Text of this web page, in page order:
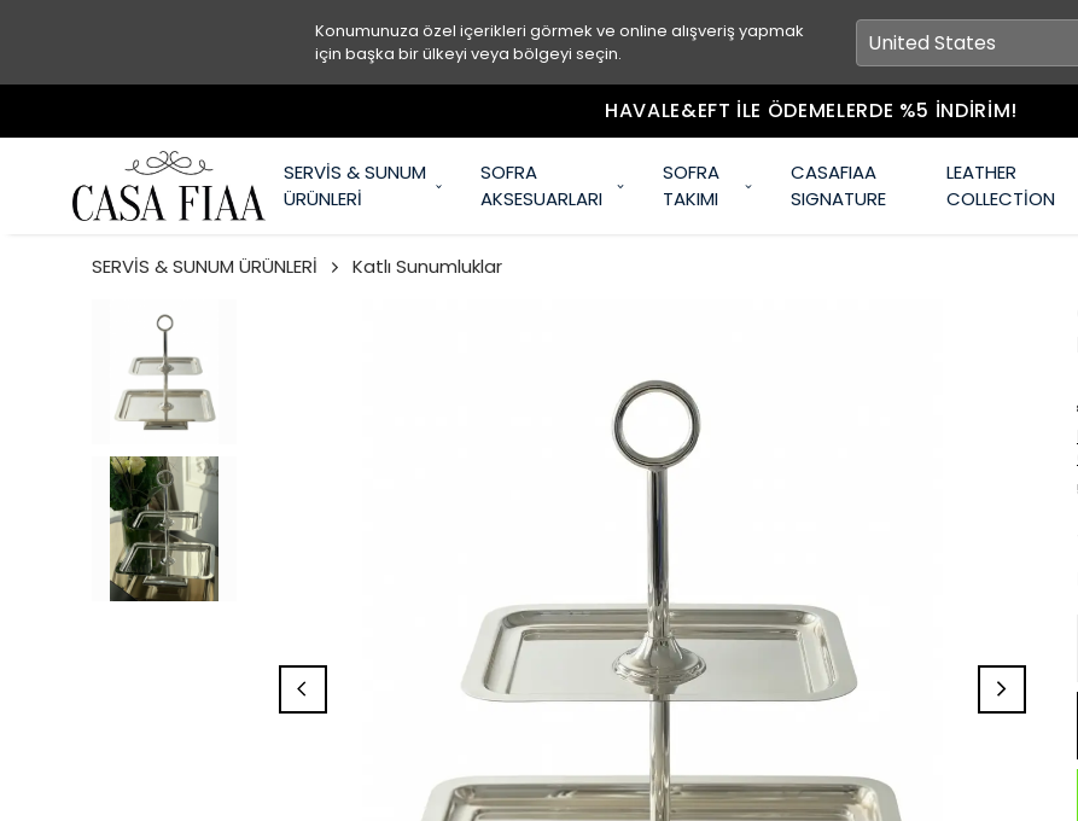
Konumunuza özel içerikleri görmek ve online alışveriş yapmak
için başka bir ülkeyi veya bölgeyi seçin.
HAVALE&EFT İLE ÖDEMELERDE %5 İNDİRİM!
SERVİS & SUNUM
ÜRÜNLERİ
SOFRA
AKSESUARLARI
SOFRA
TAKIMI
CASAFIAA
SIGNATURE
LEATHER
COLLECTİON
SERVİS & SUNUM ÜRÜNLERİ Katlı Sunumluklar